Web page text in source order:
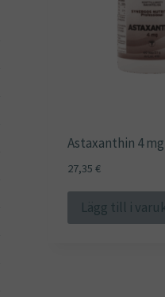
Astaxanthin 4 mg
27,35 €
Lägg till i